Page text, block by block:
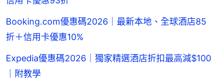
Booking.com優惠碼2026｜最新本地、全球酒店85
折＋信用卡優惠10%
Expedia優惠碼2026｜獨家精選酒店折扣最高減$100
｜附教學